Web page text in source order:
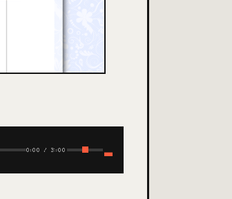
0:00 / 3:00